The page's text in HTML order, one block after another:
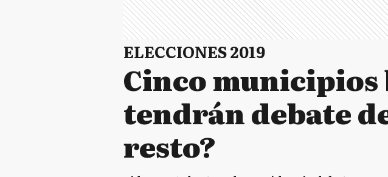
ELECCIONES 2019
Cinco municipios
tendrán debate
resto?